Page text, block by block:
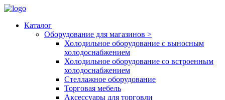
Каталог
Оборудование для магазинов >
Холодильное оборудование с выносным
холодоснабжением
Холодильное оборудование со встроенным
холодоснабжением
Стеллажное оборудование
Торговая мебель
Аксессуары для торговли